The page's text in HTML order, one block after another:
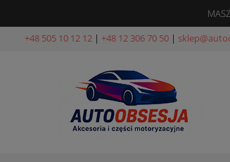
+48 505 10 12 12 | +48 12 306 70 50 |